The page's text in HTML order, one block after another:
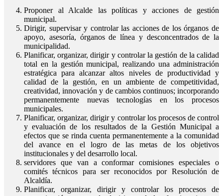
Proponer al Alcalde las políticas y acciones de gestión
municipal.
Dirigir, supervisar y controlar las acciones de los órganos de
apoyo, asesoría, órganos de línea y desconcentrados de la
municipalidad.
Planificar, organizar, dirigir y controlar la gestión de la calidad
total en la gestión municipal, realizando una administración
estratégica para alcanzar altos niveles de productividad y
calidad de la gestión, en un ambiente de competitividad,
creatividad, innovación y de cambios continuos; incorporando
permanentemente nuevas tecnologías en los procesos
municipales.
Planificar, organizar, dirigir y controlar los procesos de control
y evaluación de los resultados de la Gestión Municipal a
efectos que se rinda cuenta permanentemente a la comunidad
del avance en el logro de las metas de los objetivos
institucionales y del desarrollo local.
servidores que van a conformar comisiones especiales o
comités técnicos para ser reconocidos por Resolución de
Alcaldía.
Planificar, organizar, dirigir y controlar los procesos de